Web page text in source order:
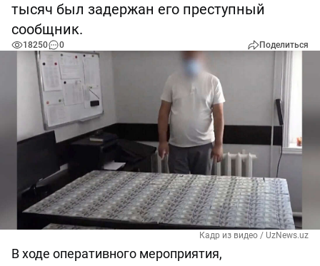
тысяч был задержан его преступный
сообщник.
18250 0 Поделиться
Кадр из видео / UzNews.uz
В ходе оперативного мероприятия,